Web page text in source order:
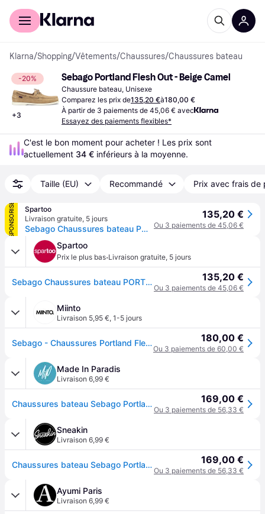
Acheter avec Klarna
Klarna/Shopping/Vêtements/Chaussures/Chaussures bateau
-20%
+3
Sebago Portland Flesh Out - Beige Camel
Chaussure bateau, Unisexe
Comparez les prix de135,20 €à180,00 €
À partir de 3 paiements de 45,06 € avec
Essayez des paiements flexibles*
C'est le bon moment pour acheter ! Les prix sont
actuellement 34 € inférieurs à la moyenne.
Taille (EU) Recommandé Prix avec frais de
SPONSORISÉ
Spartoo
Livraison gratuite, 5 jours
Sebago Chaussures bateau PORTLAND FLESH OUT - 47
135,20 €
Ou 3 paiements de 45,06 €
Spartoo
Prix le plus bas·Livraison gratuite, 5 jours
Sebago Chaussures bateau PORTLAND FLESH OUT - 47 135,20 €
Ou 3 paiements de 45,06 €
Miinto
Livraison 5,95 €, 1-5 jours
Sebago - Chaussures Portland Flesh Out - Femme - Chaussures - Beige - Taille: 37 1/2 EU 180,00 €
Ou 3 paiements de 60,00 €
Made In Paradis
Livraison 6,99 €
Chaussures bateau Sebago Portland Flesh - Marron 169,00 €
Ou 3 paiements de 56,33 €
Sneakin
Livraison 6,99 €
Chaussures bateau Sebago Portland Flesh - Marron 169,00 €
Ou 3 paiements de 56,33 €
Ayumi Paris
Livraison 6,99 €